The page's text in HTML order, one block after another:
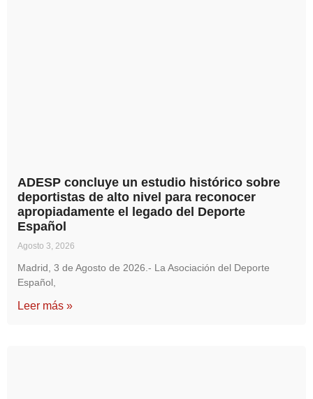
ADESP concluye un estudio histórico sobre
deportistas de alto nivel para reconocer
apropiadamente el legado del Deporte
Español
Agosto 3, 2026
Madrid, 3 de Agosto de 2026.- La Asociación del Deporte
Español,
Leer más »